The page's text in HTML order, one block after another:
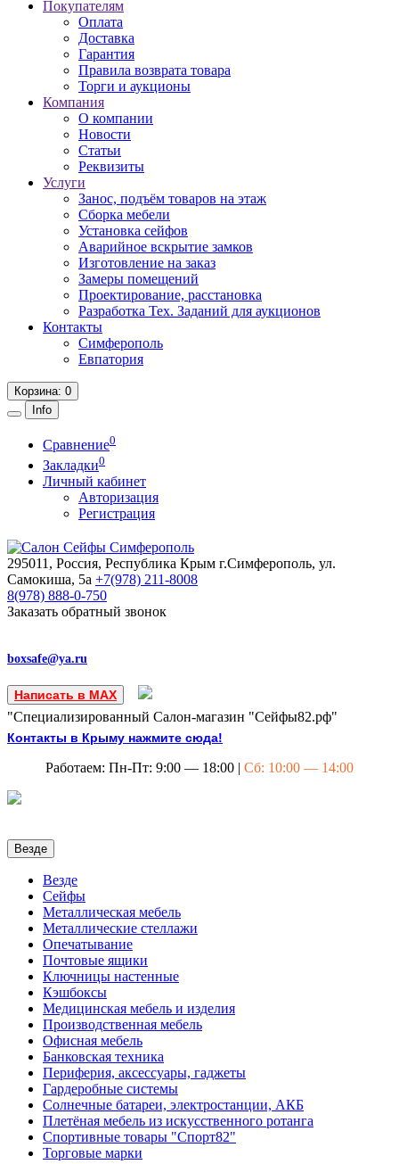
Покупателям
Оплата
Доставка
Гарантия
Правила возврата товара
Торги и аукционы
Компания
О компании
Новости
Статьи
Реквизиты
Услуги
Занос, подъём товаров на этаж
Сборка мебели
Установка сейфов
Аварийное вскрытие замков
Изготовление на заказ
Замеры помещений
Проектирование, расстановка
Разработка Тех. Заданий для аукционов
Контакты
Симферополь
Евпатория
Корзина: 0
Info
Сравнение0
Закладки0
Личный кабинет
Авторизация
Регистрация
295011, Россия, Республика Крым г.Симферополь, ул.
Самокиша, 5а +7(978) 211-8008
8(978) 888-0-750
Заказать обратный звонок
boxsafe@ya.ru
Написать в MAX
"Специализированный Салон-магазин "Сейфы82.рф"
Контакты в Крыму нажмите сюда!
Работаем: Пн-Пт: 9:00 — 18:00 | Сб: 10:00 — 14:00
Везде
Везде
Сейфы
Металлическая мебель
Металлические стеллажи
Опечатывание
Почтовые ящики
Ключницы настенные
Кэшбоксы
Медицинская мебель и изделия
Производственная мебель
Офисная мебель
Банковская техника
Периферия, аксессуары, гаджеты
Гардеробные системы
Солнечные батареи, электростанции, АКБ
Плетёная мебель из искусственного ротанга
Спортивные товары "Спорт82"
Торговые марки